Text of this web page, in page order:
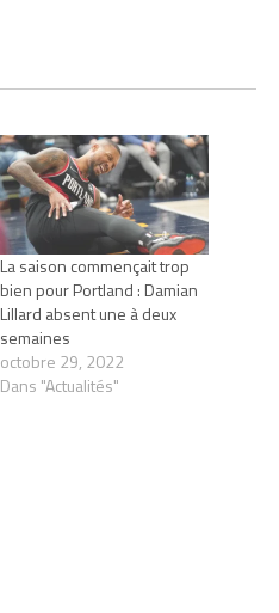
La saison commençait trop
bien pour Portland : Damian
Lillard absent une à deux
semaines
octobre 29, 2022
Dans "Actualités"